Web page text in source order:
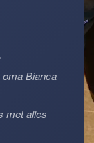
Bianca
met alles